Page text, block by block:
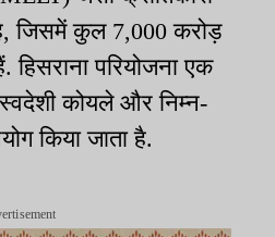
जिसमें कुल 7,000 करोड़
परियोजना एक
कोयले और निम्न-
किया जाता है.